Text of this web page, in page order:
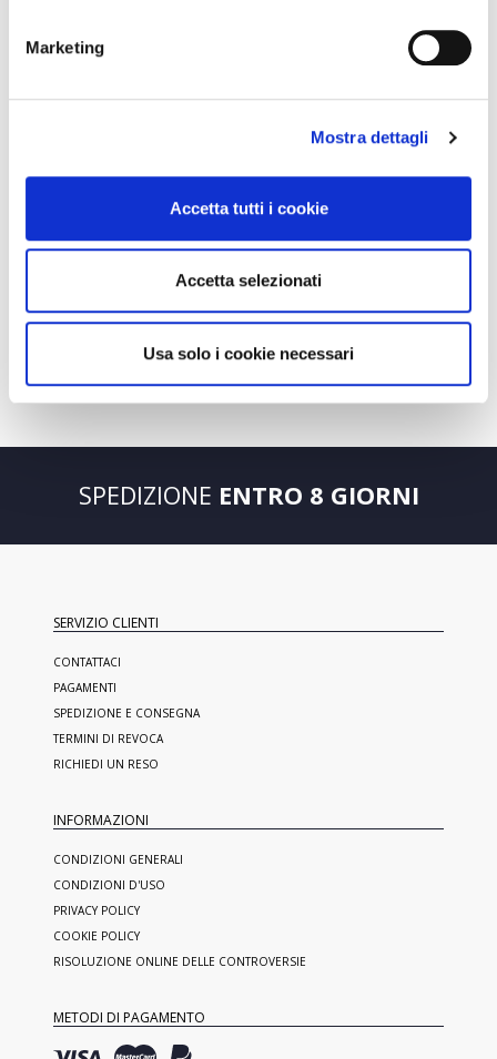
Marketing
Mostra dettagli
Accetta tutti i cookie
Accetta selezionati
Usa solo i cookie necessari
ABITO CHEMISIER,
VESTIBILITÀ REGULAR ,
GONNA A RUOTA
CINTURA
195,00 €
SPEDIZIONE ENTRO 8 GIORNI
SERVIZIO CLIENTI
CONTATTACI
PAGAMENTI
SPEDIZIONE E CONSEGNA
TERMINI DI REVOCA
RICHIEDI UN RESO
INFORMAZIONI
CONDIZIONI GENERALI
CONDIZIONI D'USO
PRIVACY POLICY
COOKIE POLICY
RISOLUZIONE ONLINE DELLE CONTROVERSIE
METODI DI PAGAMENTO